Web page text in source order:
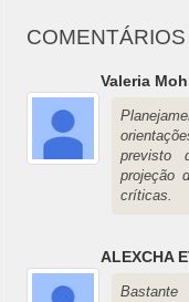
Valeria
previsto
projeção
críticas.
ALEXCHA